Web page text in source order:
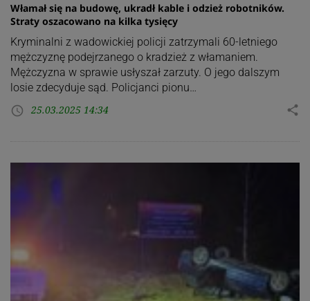
Włamał się na budowę, ukradł kable i odzież robotników.
Straty oszacowano na kilka tysięcy
Kryminalni z wadowickiej policji zatrzymali 60-letniego
mężczyznę podejrzanego o kradzież z włamaniem.
Mężczyzna w sprawie usłyszał zarzuty. O jego dalszym
losie zdecyduje sąd. Policjanci pionu…
access_time 25.03.2025 14:34 share